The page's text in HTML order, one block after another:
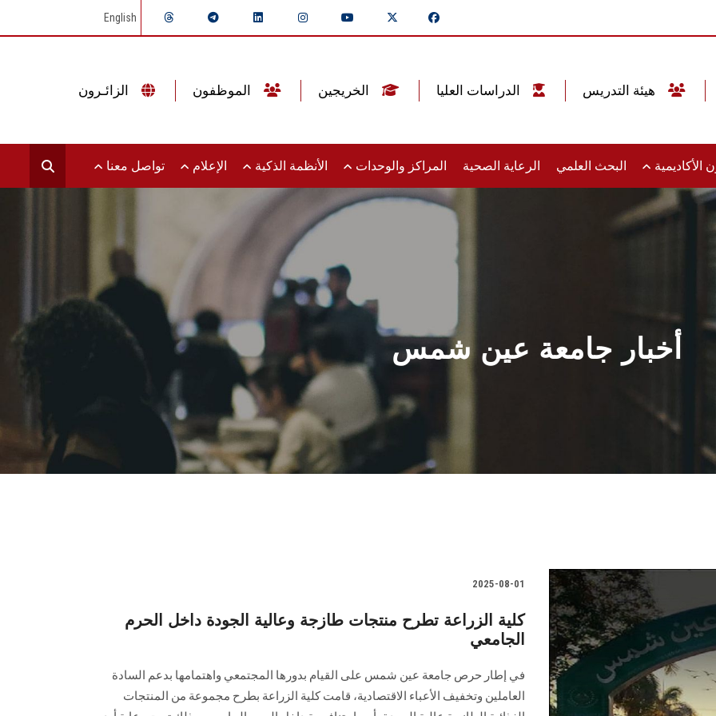
English
الأكاديمية البحث العلمي الرعاية الصحية المراكز والوحدات الأنظمة الذكية الإعلام تواصل معنا
أخبار جامعة عين شمس
2025-08-01
كلية الزراعة تطرح منتجات طازجة وعالية الجودة داخل الحرم
الجامعي
في إطار حرص جامعة عين شمس على القيام بدورها المجتمعي واهتمامها بدعم السادة
العاملين وتخفيف الأعباء الاقتصادية، قامت كلية الزراعة بطرح مجموعة من المنتجات